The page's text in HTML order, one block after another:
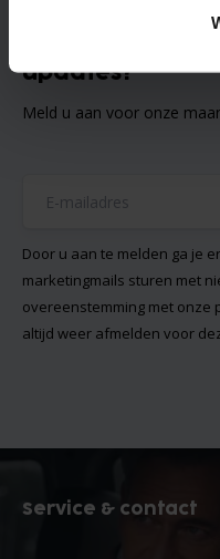
updates?
Meld u aan voor onze
Door u aan te melden ga je
marketingmails sturen met
overeenstemming met onze
altijd weer afmelden voor
Service & contact